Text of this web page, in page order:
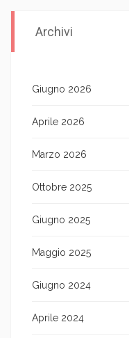
Archivi
Giugno 2026
Aprile 2026
Marzo 2026
Ottobre 2025
Giugno 2025
Maggio 2025
Giugno 2024
Aprile 2024